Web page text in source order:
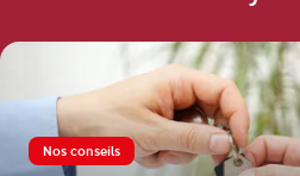
Nos conseils